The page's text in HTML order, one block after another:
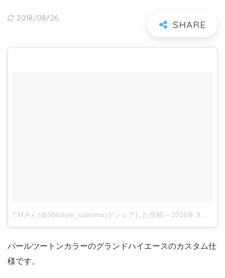
2018/08/26
T.Mさん(@384style_customs)がシェアした投稿 – 2016年 9月月17日午前9時39分PDT
パールツートンカラーのグランドハイエースのカスタム仕
様です。